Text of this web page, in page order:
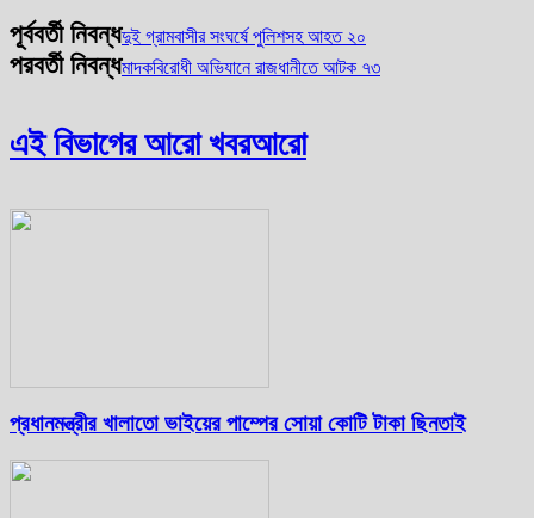
পূর্ববর্তী নিবন্ধদুই গ্রামবাসীর সংঘর্ষে পুলিশসহ আহত ২০
পরবর্তী নিবন্ধমাদকবিরোধী অভিযানে রাজধানীতে আটক ৭৩
এই বিভাগের আরো খবরআরো
প্রধানমন্ত্রীর খালাতো ভাইয়ের পাম্পের সোয়া কোটি টাকা ছিনতাই